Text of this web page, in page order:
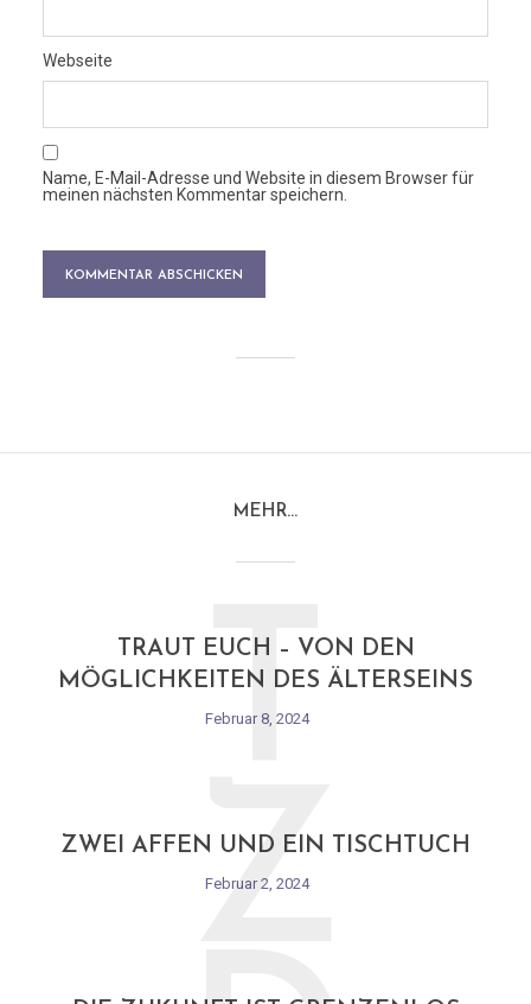
Webseite
Name, E-Mail-Adresse und Website in diesem Browser für
meinen nächsten Kommentar speichern.
MEHR…
TRAUT EUCH – VON DEN
MÖGLICHKEITEN DES ÄLTERSEINS
Februar 8, 2024
T
ZWEI AFFEN UND EIN TISCHTUCH
Februar 2, 2024
Z